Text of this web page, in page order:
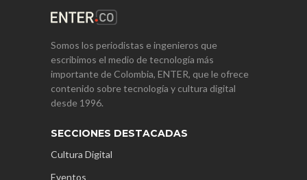
Somos los periodistas e ingenieros que
escribimos el medio de tecnología más
importante de Colombia, ENTER, que le ofrece
contenido sobre tecnología y cultura digital
desde 1996.
SECCIONES DESTACADAS
Cultura Digital
Eventos